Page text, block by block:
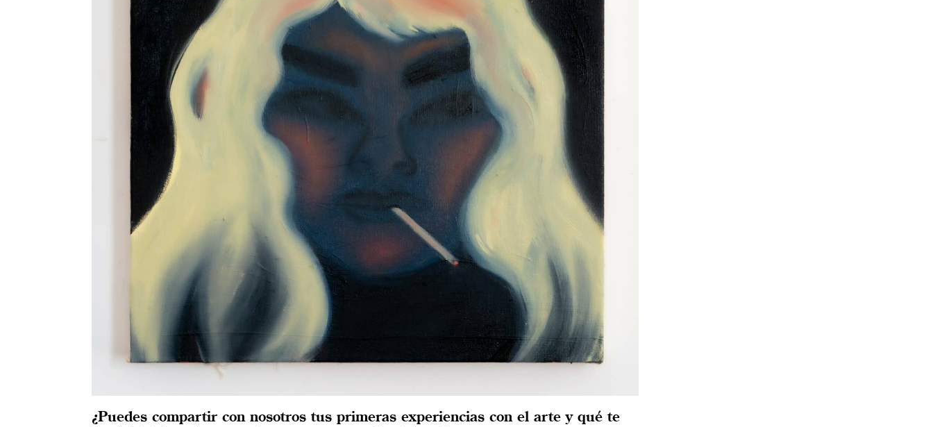
¿Puedes compartir con nosotros tus primeras experiencias con el arte y qué te